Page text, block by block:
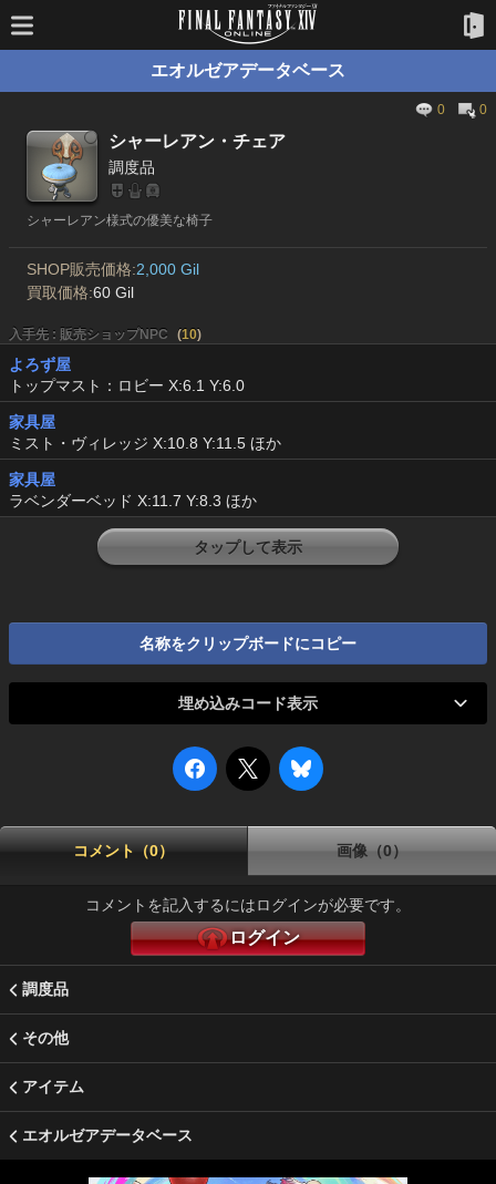
エオルゼアデータベース
0 0
シャーレアン・チェア
調度品
シャーレアン様式の優美な椅子
SHOP販売価格:2,000 Gil
買取価格:60 Gil
入手先 : 販売ショップNPC (10)
よろず屋
トップマスト：ロビー X:6.1 Y:6.0
家具屋
ミスト・ヴィレッジ X:10.8 Y:11.5 ほか
家具屋
ラベンダーベッド X:11.7 Y:8.3 ほか
タップして表示
名称をクリップボードにコピー
埋め込みコード表示
コメント（0） 画像（0）
コメントを記入するにはログインが必要です。
ログイン
調度品
その他
アイテム
エオルゼアデータベース